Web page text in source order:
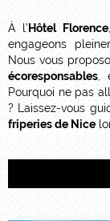
À l' Hôtel Florence
engageons
Nous vous
écoresponsables ,
Pourquoi ne pas
? Laissez-vous
friperies de Nice